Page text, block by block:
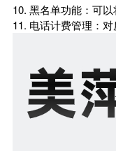
10. 黑名单功能：可
11. 电话计费管理：